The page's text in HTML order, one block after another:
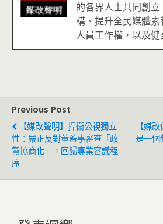
的各界人士共同創
構、提升全民媒體
人員工作權，以及健
Previous Post
【媒改聲明】捍衞公視獨立
性：嚴正反對董監事審查「政
黨協商化」，回歸專業審議程
序
【媒
是一個